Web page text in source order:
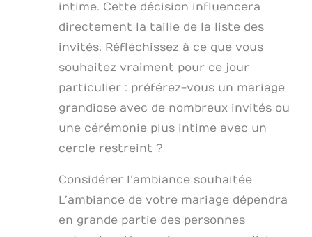
intime. Cette décision influencera
directement la taille de la liste des
invités. Réfléchissez à ce que vous
souhaitez vraiment pour ce jour
particulier : préférez-vous un mariage
grandiose avec de nombreux invités ou
une cérémonie plus intime avec un
cercle restreint ?
Considérer l’ambiance souhaitée
L’ambiance de votre mariage dépendra
en grande partie des personnes